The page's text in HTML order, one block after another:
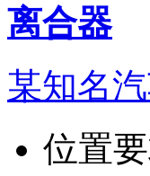
离合器
某知名
位置要